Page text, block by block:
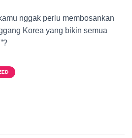
nggak perlu membosankan
Korea yang bikin semua